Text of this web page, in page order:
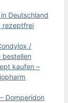
Deutschland
rezeptfrei
/
bestellen
kaufen –
Domperidon